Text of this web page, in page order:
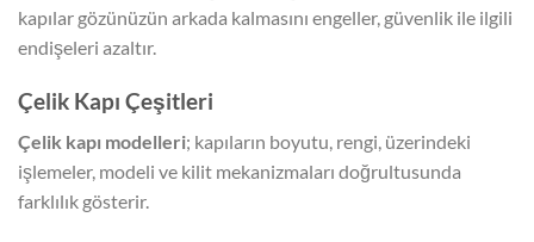
kapılar gözünüzün arkada kalmasını engeller, güvenlik ile ilgili
endişeleri azaltır.
Çelik Kapı Çeşitleri
Çelik kapı modelleri; kapıların boyutu, rengi, üzerindeki
işlemeler, modeli ve kilit mekanizmaları doğrultusunda
farklılık gösterir.